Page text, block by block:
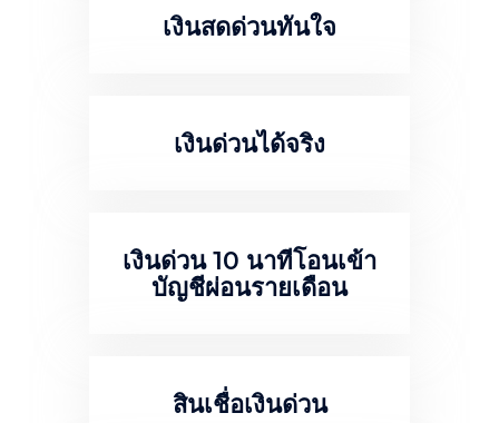
เงินสดด่วนทันใจ
เงินด่วนได้จริง
เงินด่วน 10 นาทีโอนเข้า
บัญชีผ่อนรายเดือน
สินเชื่อเงินด่วน